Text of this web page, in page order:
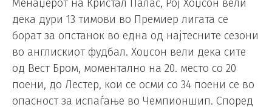
Менаџерот на Кристал Палас, Рој Хоџсон вели
дека дури 13 тимови во Премиер лигата се
борат за опстанок во една од најтесните сезони
во англискиот фудбал. Хоџсон вели дека сите
од Вест Бром, моментално на 20. место со 20
поени, до Лестер, кои се осми со 34 поени се во
опасност за испаѓање во Чемпионшип. Според